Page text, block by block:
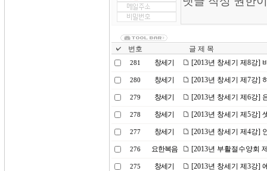
번호 글 제 목
281 창세기 [2013년 창세기 제8강]
280 창세기 [2013년 창세기 제7강]
279 창세기 [2013년 창세기 제6강]
278 창세기 [2013년 창세기 제5강]
277 창세기 [2013년 창세기 제4강]
276 요한복음 [2013년 부활절수양회
275 창세기 [2013년 창세기 제3강]